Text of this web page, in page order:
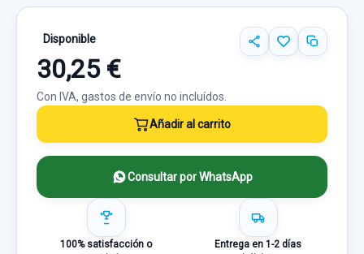
Disponible
30,25 €
Con IVA, gastos de envío no incluídos.
Añadir al carrito
Consultar por WhatsApp
100% satisfacción o
Entrega en 1-2 días